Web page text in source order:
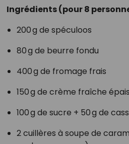
Ingrédients (pour 8
200 g de spéculoos
80 g de beurre fondu
400 g de fromage frais
150 g de crème fraîche
100 g de sucre + 50 g de
2 cuillères à soupe de